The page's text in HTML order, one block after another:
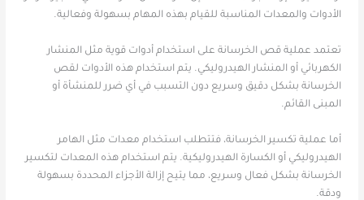
الأدوات والمعدات المناسبة للقيام بهذه المهام بسهولة وفعالية.
تعتمد عملية قص الخرسانة على استخدام أدوات قوية مثل المنشار
الكهربائي أو المنشار الهيدروليكي. يتم استخدام هذه الأدوات لقص
الخرسانة بشكل دقيق وسريع دون التسبب في أي ضرر للمنشأة أو
المبنى القائم.
أما عملية تكسير الخرسانة، فتتطلب استخدام معدات مثل الهامر
الهيدروليكي أو الكسارة الهيدروليكية. يتم استخدام هذه المعدات لتكسير
الخرسانة بشكل فعال وسريع، مما يتيح إزالة الأجزاء المحددة بسهولة
ودقة.